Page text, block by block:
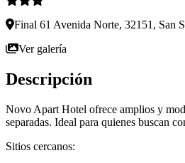
Final 61 Avenida Norte, 32151, San
Ver galería
Descripción
Novo Apart Hotel ofrece amplios y
separadas. Ideal para quienes buscan
Sitios cercanos: